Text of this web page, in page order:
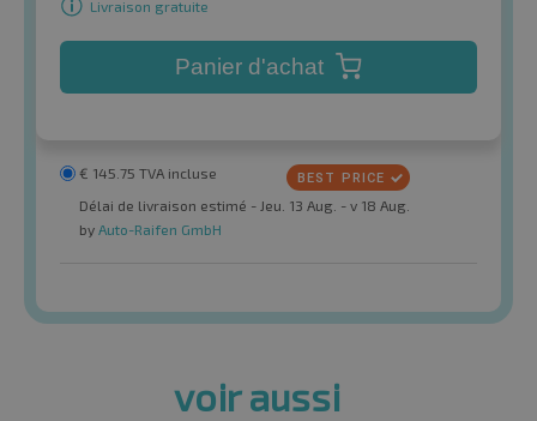
Livraison gratuite
Panier d'achat
€ 145.75 TVA incluse
Délai de livraison estimé - Jeu. 13 Aug. - v 18 Aug.
by Auto-Raifen GmbH
voir aussi